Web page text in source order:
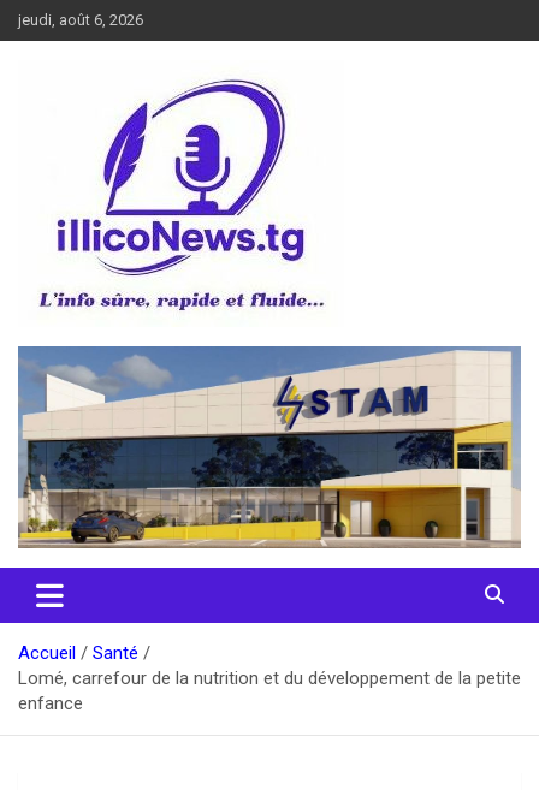
Aller
au
jeudi, août 6, 2026
illiconews
Accueil
Santé
Lomé, carrefour de la nutrition et du développement de la petite
enfance